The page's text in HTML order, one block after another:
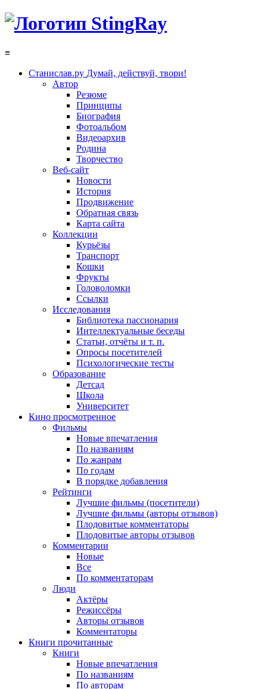
≡
Станислав.ру Думай, действуй, твори!
Автор
Резюме
Принципы
Биография
Фотоальбом
Видеоархив
Родина
Творчество
Веб-сайт
Новости
История
Продвижение
Обратная связь
Карта сайта
Коллекции
Курьёзы
Транспорт
Кошки
Фрукты
Головоломки
Ссылки
Исследования
Библиотека пассионария
Интеллектуальные беседы
Статьи, отчёты и т. п.
Опросы посетителей
Психологические тесты
Образование
Детсад
Школа
Университет
Кино просмотренное
Фильмы
Новые впечатления
По названиям
По жанрам
По годам
В порядке добавления
Рейтинги
Лучшие фильмы (посетители)
Лучшие фильмы (авторы отзывов)
Плодовитые комментаторы
Плодовитые авторы отзывов
Комментарии
Новые
Все
По комментаторам
Люди
Актёры
Режиссёры
Авторы отзывов
Комментаторы
Книги прочитанные
Книги
Новые впечатления
По названиям
По авторам